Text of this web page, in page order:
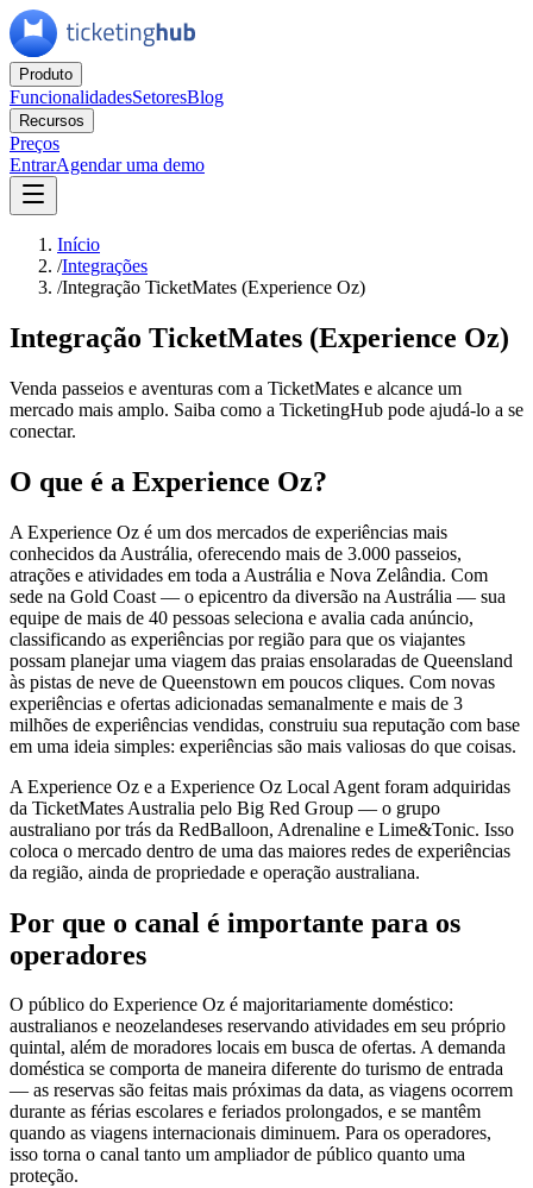
Produto
FuncionalidadesSetoresBlog
Recursos
Preços
EntrarAgendar uma demo
Início
/Integrações
/Integração TicketMates (Experience Oz)
Integração TicketMates (Experience Oz)
Venda passeios e aventuras com a TicketMates e alcance um
mercado mais amplo. Saiba como a TicketingHub pode ajudá-lo a se
conectar.
O que é a Experience Oz?
A Experience Oz é um dos mercados de experiências mais
conhecidos da Austrália, oferecendo mais de 3.000 passeios,
atrações e atividades em toda a Austrália e Nova Zelândia. Com
sede na Gold Coast — o epicentro da diversão na Austrália — sua
equipe de mais de 40 pessoas seleciona e avalia cada anúncio,
classificando as experiências por região para que os viajantes
possam planejar uma viagem das praias ensolaradas de Queensland
às pistas de neve de Queenstown em poucos cliques. Com novas
experiências e ofertas adicionadas semanalmente e mais de 3
milhões de experiências vendidas, construiu sua reputação com base
em uma ideia simples: experiências são mais valiosas do que coisas.
A Experience Oz e a Experience Oz Local Agent foram adquiridas
da TicketMates Australia pelo Big Red Group — o grupo
australiano por trás da RedBalloon, Adrenaline e Lime&Tonic. Isso
coloca o mercado dentro de uma das maiores redes de experiências
da região, ainda de propriedade e operação australiana.
Por que o canal é importante para os
operadores
O público do Experience Oz é majoritariamente doméstico:
australianos e neozelandeses reservando atividades em seu próprio
quintal, além de moradores locais em busca de ofertas. A demanda
doméstica se comporta de maneira diferente do turismo de entrada
— as reservas são feitas mais próximas da data, as viagens ocorrem
durante as férias escolares e feriados prolongados, e se mantêm
quando as viagens internacionais diminuem. Para os operadores,
isso torna o canal tanto um ampliador de público quanto uma
proteção.